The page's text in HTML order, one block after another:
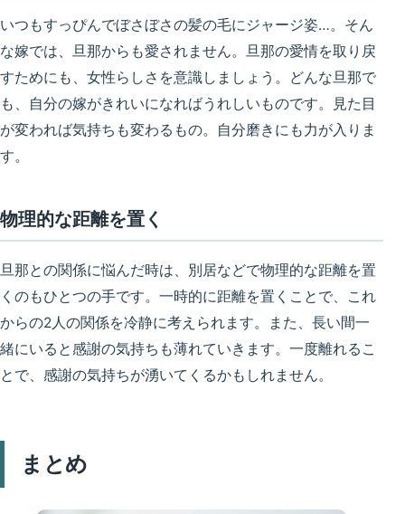
いつもすっぴんでぼさぼさの髪の毛にジャージ姿…。そん
な嫁では、旦那からも愛されません。旦那の愛情を取り戻
すためにも、女性らしさを意識しましょう。どんな旦那で
も、自分の嫁がきれいになればうれしいものです。
見た目
が変われば気持ちも変わるもの。自分磨きにも力が入りま
す。
物理的な距離を置く
旦那との関係に悩んだ時は、別居などで物理的な距離を置
くのもひとつの手です。一時的に距離を置くことで、これ
からの2人の関係を冷静に考えられます。また、長い間一
緒にいると感謝の気持ちも薄れていきます。 一度離れるこ
とで、感謝の気持ちが湧いてくるかもしれません。
まとめ